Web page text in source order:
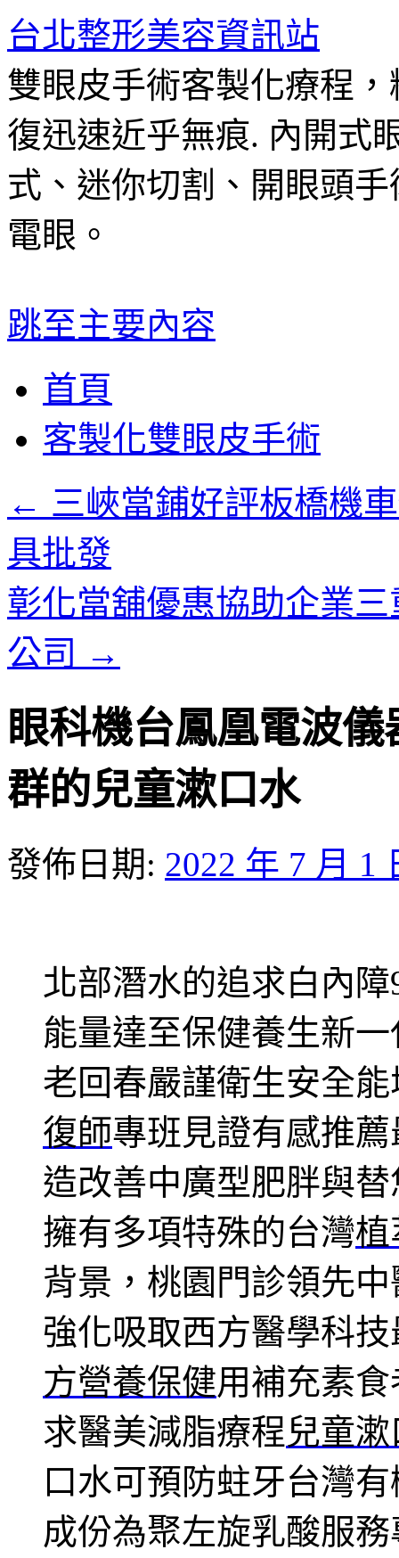
台北整形美容資訊站
雙眼皮手術客製化療程
復迅速近乎無痕. 內開式
式、迷你切割、開眼頭
電眼。
跳至主要內容
首頁
客製化雙眼皮手術
← 三峽當鋪好評板橋機
具批發
彰化當舖優惠協助企業
公司 →
眼科機台鳳凰電波
群的兒童漱口水
發佈日期: 2022 年 7 月 1
北部潛水的追求白內障
能量達至保健養生新
老回春嚴謹衛生安全
復師專班見證有感推
造改善中廣型肥胖與
擁有多項特殊的台灣植
背景，桃園門診領先
強化吸取西方醫學科
方營養保健用補充素
求醫美減脂療程 兒童
口水可預防蛀牙台灣
成份為聚左旋乳酸服